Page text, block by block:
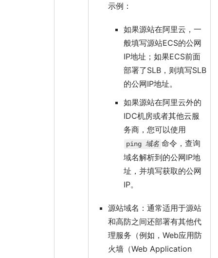
示例：
如果源站在阿里云，一
般填写源站ECS的公网
IP地址；如果ECS前面
部署了SLB，则填写SLB
的公网IP地址。
如果源站在阿里云外的
IDC机房或者其他云服
务商，您可以使用
ping 域名 命令，查询
域名解析到的公网IP地
址，并填写获取的公网
IP。
源站域名 ：通常适用于源站
和高防之间还部署有其他代
理服务（例如， Web应用防
火墙（Web Application